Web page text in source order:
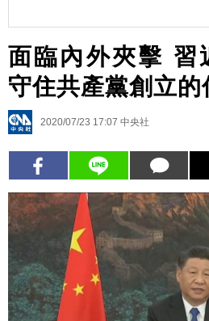
面臨內外夾擊 習
守住共產黨創立的
2020/07/23 17:07 中央社